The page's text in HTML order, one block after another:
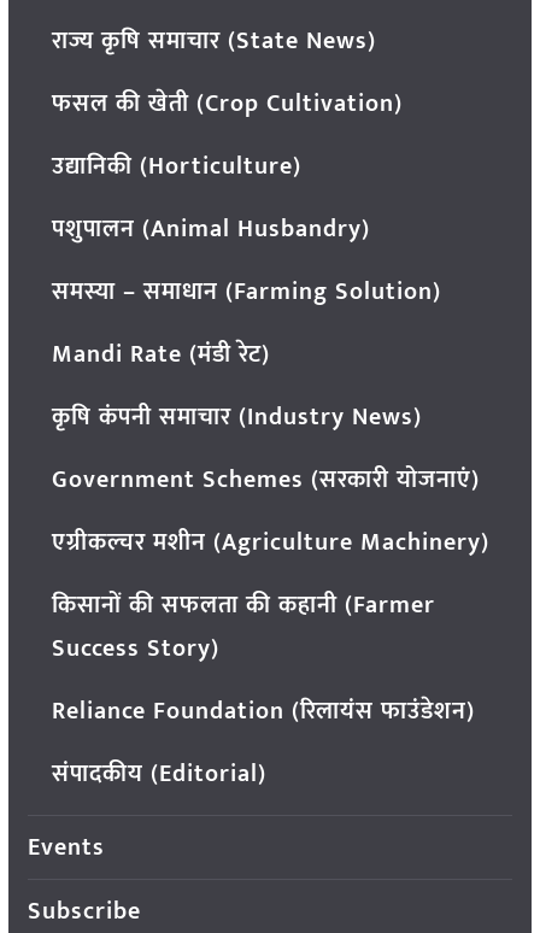
राज्य कृषि समाचार (State News)
फसल की खेती (Crop Cultivation)
उद्यानिकी (Horticulture)
पशुपालन (Animal Husbandry)
समस्या – समाधान (Farming Solution)
Mandi Rate (मंडी रेट)
कृषि कंपनी समाचार (Industry News)
Government Schemes (सरकारी योजनाएं)
एग्रीकल्चर मशीन (Agriculture Machinery)
किसानों की सफलता की कहानी (Farmer
Success Story)
Reliance Foundation (रिलायंस फाउंडेशन)
संपादकीय (Editorial)
Events
Subscribe